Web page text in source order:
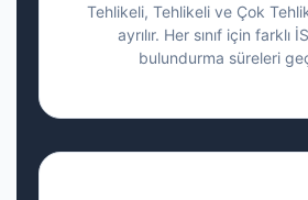
Tehlikeli, Tehlikeli ve Çok
ayrılır. Her sınıf için farklı
bulundurma süreleri